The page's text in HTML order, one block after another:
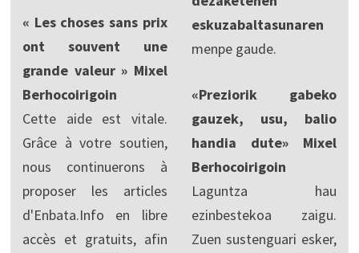
« Les choses sans prix
ont souvent une
grande valeur » Mixel
Berhocoirigoin
Cette aide est vitale.
Grâce à votre soutien,
nous continuerons à
proposer les articles
d'Enbata.Info en libre
accès et gratuits, afin
eskuzabaltasunaren
menpe gaude.
«Preziorik gabeko
gauzek, usu, balio
handia dute» Mixel
Berhocoirigoin
Laguntza hau
ezinbestekoa zaigu.
Zuen sustenguari esker,